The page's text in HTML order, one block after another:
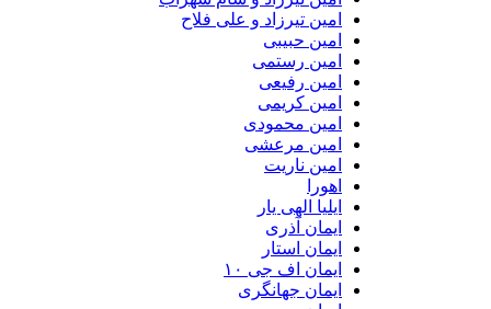
امین تیرزاد و علی فلاح
امین حبیبی
امین رستمی
امین رفیعی
امین کریمی
امین محمودی
امین مرعشی
امین ناریت
اهورا
ایلیا الهی یار
ایمان آذری
ایمان استار
ایمان اف جی ۱۰
ایمان جهانگری